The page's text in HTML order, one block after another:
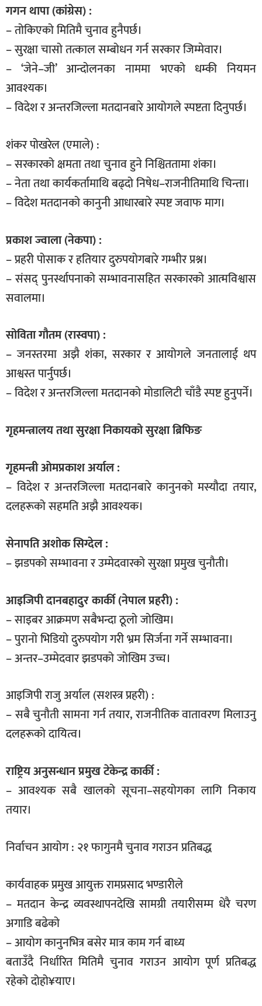
गगन थापा (कांग्रेस) :
– तोकिएको मितिमै चुनाव हुनैपर्छ।
– सुरक्षा चासो तत्काल सम्बोधन गर्न सरकार जिम्मेवार।
– ‘जेने–जी’ आन्दोलनका नाममा भएको धम्की नियमन
आवश्यक।
– विदेश र अन्तरजिल्ला मतदानबारे आयोगले स्पष्टता दिनुपर्छ।
शंकर पोखरेल (एमाले) :
– सरकारको क्षमता तथा चुनाव हुने निश्चिततामा शंका।
– नेता तथा कार्यकर्तामाथि बढ्दो निषेध–राजनीतिमाथि चिन्ता।
– विदेश मतदानको कानुनी आधारबारे स्पष्ट जवाफ माग।
प्रकाश ज्वाला (नेकपा) :
– प्रहरी पोसाक र हतियार दुरुपयोगबारे गम्भीर प्रश्न।
– संसद् पुनर्स्थापनाको सम्भावनासहित सरकारको आत्मविश्वास
सवालमा।
सोविता गौतम (रास्वपा) :
– जनस्तरमा अझै शंका, सरकार र आयोगले जनतालाई थप
आश्वस्त पार्नुपर्छ।
– विदेश र अन्तरजिल्ला मतदानको मोडालिटी चाँडै स्पष्ट हुनुपर्ने।
गृहमन्त्रालय तथा सुरक्षा निकायको सुरक्षा ब्रिफिङ
गृहमन्त्री ओमप्रकाश अर्याल :
– विदेश र अन्तरजिल्ला मतदानबारे कानुनको मस्यौदा तयार,
दलहरूको सहमति अझै आवश्यक।
सेनापति अशोक सिग्देल :
– झडपको सम्भावना र उम्मेदवारको सुरक्षा प्रमुख चुनौती।
आइजिपी दानबहादुर कार्की (नेपाल प्रहरी) :
– साइबर आक्रमण सबैभन्दा ठूलो जोखिम।
– पुरानो भिडियो दुरुपयोग गरी भ्रम सिर्जना गर्ने सम्भावना।
– अन्तर–उम्मेदवार झडपको जोखिम उच्च।
आइजिपी राजु अर्याल (सशस्त्र प्रहरी) :
– सबै चुनौती सामना गर्न तयार, राजनीतिक वातावरण मिलाउनु
दलहरूको दायित्व।
राष्ट्रिय अनुसन्धान प्रमुख टेकेन्द्र कार्की :
– आवश्यक सबै खालको सूचना–सहयोगका लागि निकाय
तयार।
निर्वाचन आयोग : २१ फागुनमै चुनाव गराउन प्रतिबद्ध
कार्यवाहक प्रमुख आयुक्त रामप्रसाद भण्डारीले
– मतदान केन्द्र व्यवस्थापनदेखि सामग्री तयारीसम्म धेरै चरण
अगाडि बढेको
– आयोग कानुनभित्र बसेर मात्र काम गर्न बाध्य
बताउँदै निर्धारित मितिमै चुनाव गराउन आयोग पूर्ण प्रतिबद्ध
रहेको दोहो¥याए।